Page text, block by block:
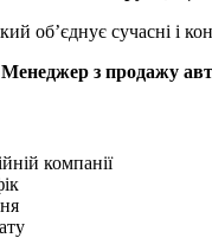
об’єднує сучасні і
Менеджер з продажу
компанії